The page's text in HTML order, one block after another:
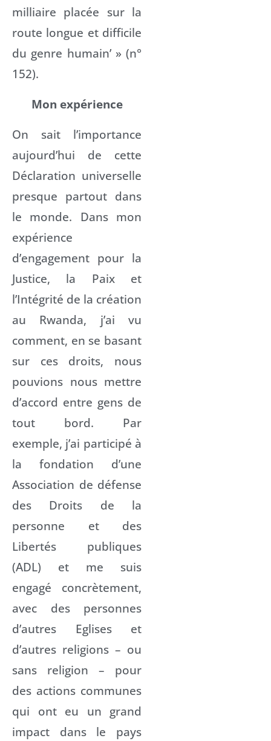
milliaire placée sur la
route longue et difficile
du genre humain’ » (n°
152).
Mon expérience
On sait l’importance
aujourd’hui de cette
Déclaration universelle
presque partout dans
le monde. Dans mon
expérience
d’engagement pour la
Justice, la Paix et
l’Intégrité de la création
au Rwanda, j’ai vu
comment, en se basant
sur ces droits, nous
pouvions nous mettre
d’accord entre gens de
tout bord. Par
exemple, j’ai participé à
la fondation d’une
Association de défense
des Droits de la
personne et des
Libertés publiques
(ADL) et me suis
engagé concrètement,
avec des personnes
d’autres Eglises et
d’autres religions – ou
sans religion – pour
des actions communes
qui ont eu un grand
impact dans le pays